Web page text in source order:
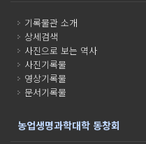
기록물관 소개
상세검색
사진으로 보는 역사
사진기록물
영상기록물
문서기록물
농업생명과학대학 동창회